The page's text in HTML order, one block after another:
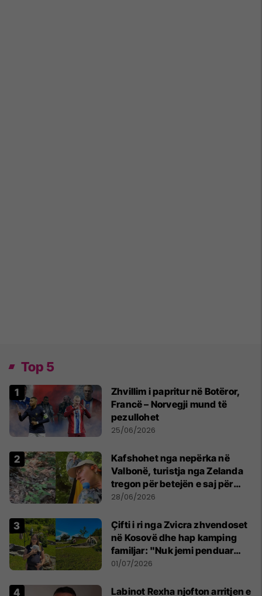
Top 5
Zhvillim i papritur në Botëror,
Francë – Norvegji mund të
pezullohet
25/06/2026
Kafshohet nga nepërka në
Valbonë, turistja nga Zelanda
tregon për betejën e saj për
mbijetesë
28/06/2026
Çifti i ri nga Zvicra zhvendoset
në Kosovë dhe hap kamping
familjar: "Nuk jemi penduar
asnjë ditë"
01/07/2026
Labinot Rexha njofton arritjen e